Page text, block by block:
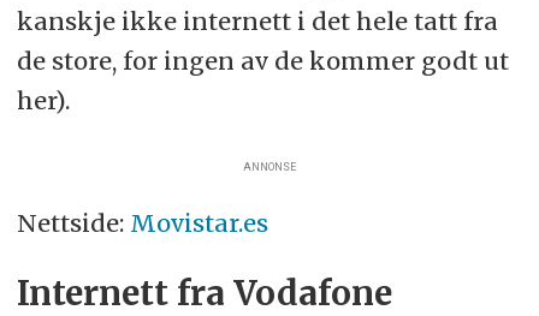
kanskje ikke internett i det hele tatt fra
de store, for ingen av de kommer godt ut
her).
ANNONSE
Nettside: Movistar.es
Internett fra Vodafone